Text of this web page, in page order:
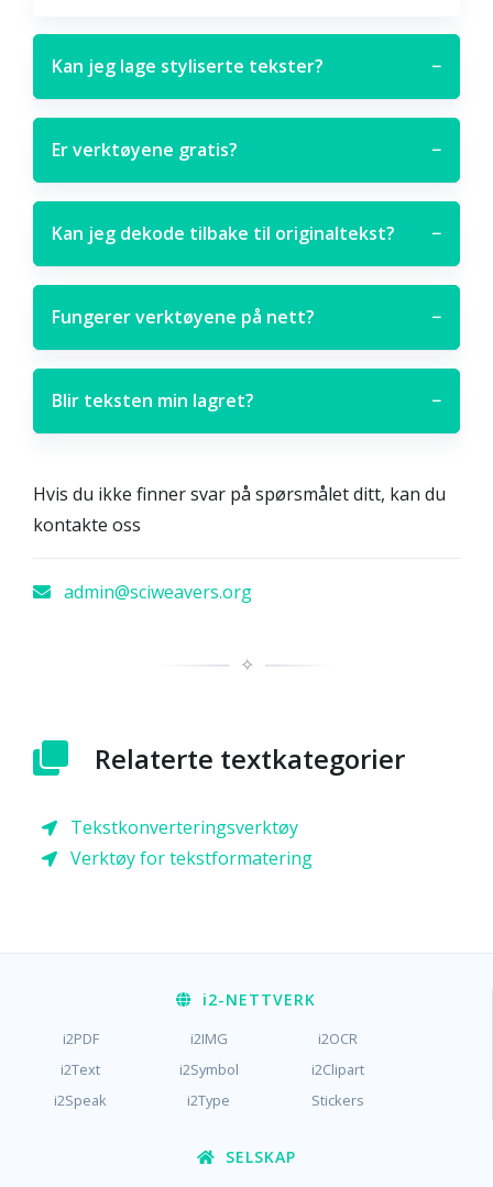
Kan jeg lage styliserte tekster? −
Er verktøyene gratis? −
Kan jeg dekode tilbake til originaltekst? −
Fungerer verktøyene på nett? −
Blir teksten min lagret? −
Hvis du ikke finner svar på spørsmålet ditt, kan du
kontakte oss
admin@sciweavers.org
✧
Relaterte textkategorier
Tekstkonverteringsverktøy
Verktøy for tekstformatering
i2-NETTVERK
i2PDF i2IMG
i2OCR
i2Text
i2Symbol
i2Clipart
i2Speak
i2Type Stickers
SELSKAP